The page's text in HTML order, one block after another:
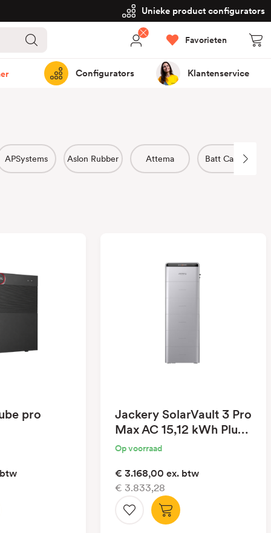
Unieke product configurators
Favorieten
Configurators Klantenservice
APSystems Aslon Rubber Attema Batt Cables
pro
Jackery SolarVault 3 Pro
Max AC 15,12 kWh Plug-
In Battery
Op voorraad
€ 3.168,00 ex. btw
€ 3.833,28